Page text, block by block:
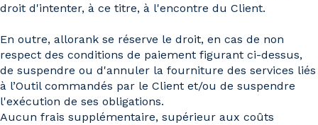
droit d'intenter, à ce titre, à l'encontre du Client.
En outre, allorank se réserve le droit, en cas de non
respect des conditions de paiement figurant ci-dessus,
de suspendre ou d'annuler la fourniture des services liés
à l’Outil commandés par le Client et/ou de suspendre
l'exécution de ses obligations.
Aucun frais supplémentaire, supérieur aux coûts